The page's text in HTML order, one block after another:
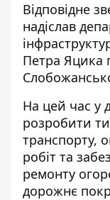
Відповідне
надіслав
Петра Яцика
На цей час у
розробити
транспорту,
робіт та
ремонту
дорожнє